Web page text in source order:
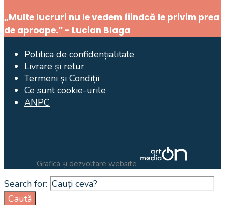
„Multe lucruri nu le vedem fiindcă le privim prea
de aproape.” - Lucian Blaga
Politica de confidențialitate
Livrare și retur
Termeni și Condiții
Ce sunt cookie-urile
ANPC
Graficã și dezvoltare website
Search for:
Caută